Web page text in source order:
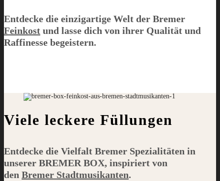
Entdecke die einzigartige Welt der Bremer
Feinkost und lasse dich von ihrer Qualität und
Raffinesse begeistern.
Viele leckere Füllungen
Entdecke die Vielfalt Bremer Spezialitäten in
unserer BREMER BOX, inspiriert von
den Bremer Stadtmusikanten.